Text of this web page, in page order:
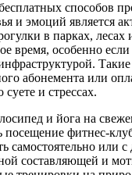
способов
и эмоций является
в парках, лесах
время, особенно
абонемента или
и стрессах.
и йога на
посещение фитнес-
самостоятельно или с
составляющей и